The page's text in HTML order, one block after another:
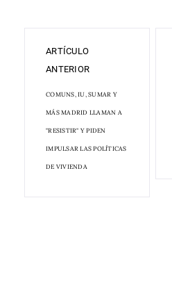
ARTÍCULO
ANTERIOR
COMUNS, IU, SUMAR Y
MÁS MADRID LLAMAN A
"RESISTIR" Y PIDEN
IMPULSAR LAS POLÍTICAS
DE VIVIENDA